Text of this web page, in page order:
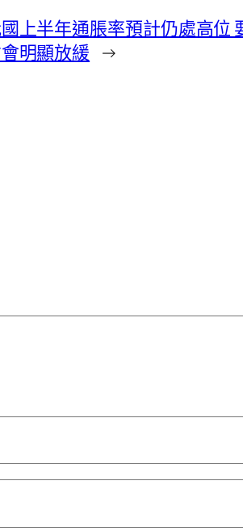
上半年通脹率預計仍處高位
明顯放緩 →